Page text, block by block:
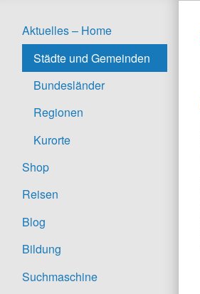
Aktuelles – Home
Städte und Gemeinden
Bundesländer
Regionen
Kurorte
Shop
Reisen
Blog
Bildung
Suchmaschine